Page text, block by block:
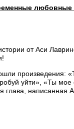
любовные
от Аси
произведения:
уйти», «Ты мое
глава, написанная